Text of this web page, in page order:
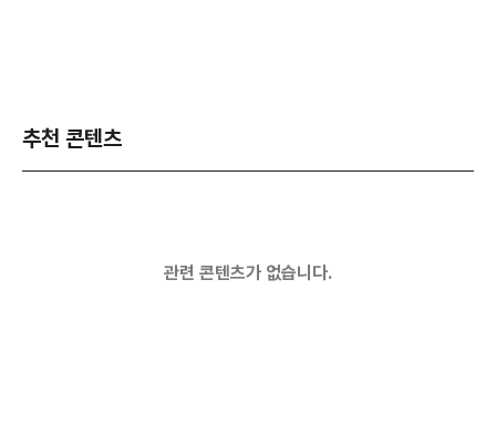
추천 콘텐츠
관련 콘텐츠가 없습니다.